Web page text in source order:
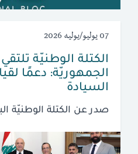
07 يوليو/يوليه 2026
الكتلة الوطنيّة
الجمهوريّة: دعمًا
السيادة
صدر عن الكتلة الوطنيّة